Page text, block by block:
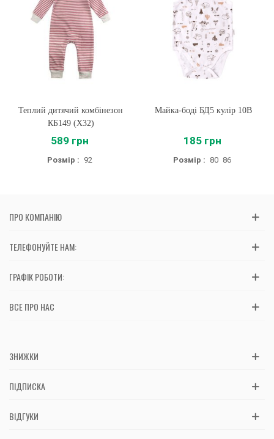
Теплий дитячий комбінезон
КБ149 (X32)
589 грн
Розмір : 92
Майка-боді БД5 кулір 10B
185 грн
Розмір : 80 86
ПРО КОМПАНІЮ
ТЕЛЕФОНУЙТЕ НАМ:
ГРАФІК РОБОТИ:
ВСЕ ПРО НАС
ЗНИЖКИ
ПІДПИСКА
ВІДГУКИ